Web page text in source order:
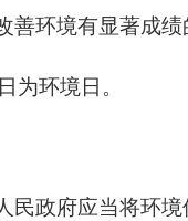
善环境有显著成
为环境日。
民政府应当将环境